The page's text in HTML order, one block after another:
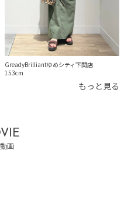
GreadyBrilliantゆめシティ下関店
153
もっと見る
画